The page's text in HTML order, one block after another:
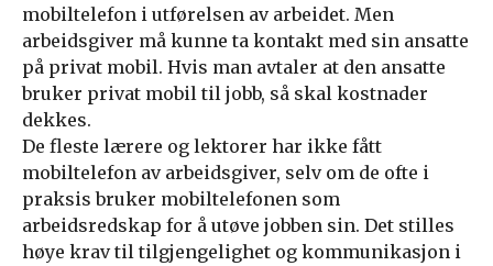
mobiltelefon i utførelsen av arbeidet. Men
arbeidsgiver må kunne ta kontakt med sin ansatte
på privat mobil. Hvis man avtaler at den ansatte
bruker privat mobil til jobb, så skal kostnader
dekkes.
De fleste lærere og lektorer har ikke fått
mobiltelefon av arbeidsgiver, selv om de ofte i
praksis bruker mobiltelefonen som
arbeidsredskap for å utøve jobben sin. Det stilles
høye krav til tilgjengelighet og kommunikasjon i